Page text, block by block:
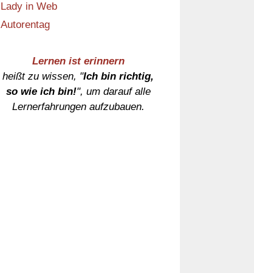
Lady in Web
Autorentag
Lernen ist erinnern
heißt zu wissen, "Ich bin richtig,
so wie ich bin!", um darauf alle
Lernerfahrungen aufzubauen.